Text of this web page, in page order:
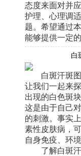
态度来面对并
护理、心理调
题。希望通过
能够提供一定
白
白斑汗斑图
让我们一起来
出现的白色斑
这是由于自己
的刺激。事实
素性皮肤病，
自身免疫、环境
了解白斑汗